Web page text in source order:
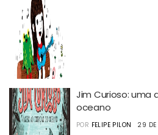
Jim Curioso: uma
oceano
POR FELIPE PILON 29 DE